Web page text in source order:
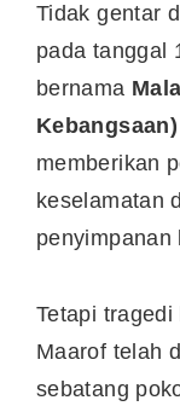
Tidak gentar
pada tanggal
bernama
Kebangsaan)
memberikan
keselamatan
penyimpanan
Tetapi
Maarof telah
sebatang